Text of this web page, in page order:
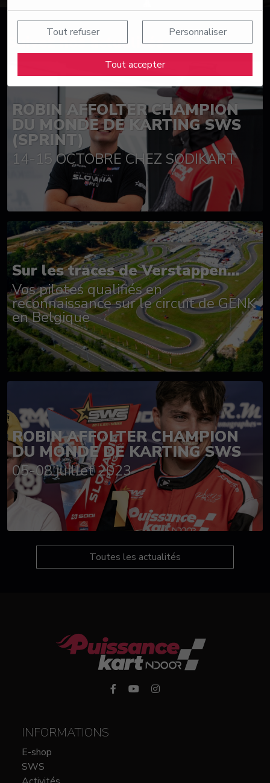
Tout refuser Personnaliser
Tout accepter
Suivez nos actualités
ROBIN AFFOLTER CHAMPION
DU MONDE DE KARTING SWS
(SPRINT)
14-15 OCTOBRE CHEZ SODIKART
Sur les traces de Verstappen...
Vos pilotes qualifiés en
reconnaissance sur le circuit de GENK
en Belgique
ROBIN AFFOLTER CHAMPION
DU MONDE DE KARTING SWS
05-08 juillet 2023
Toutes les actualités
INFORMATIONS
E-shop
SWS